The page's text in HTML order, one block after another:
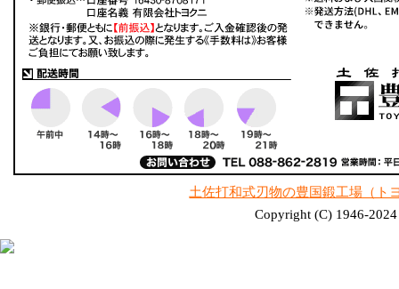
土佐打和式刃物の豊国鍛工場（ト
Copyright (C) 1946-